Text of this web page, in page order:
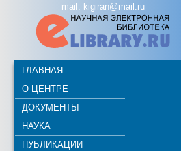
mail: kigiran@mail.ru
ГЛАВНАЯ
О ЦЕНТРЕ
ДОКУМЕНТЫ
НАУКА
ПУБЛИКАЦИИ